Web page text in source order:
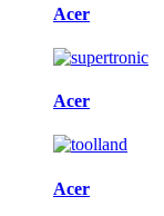
Acer
Acer
Acer